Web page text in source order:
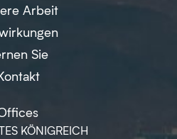
Arbeit
Sie
KÖNIGREICH